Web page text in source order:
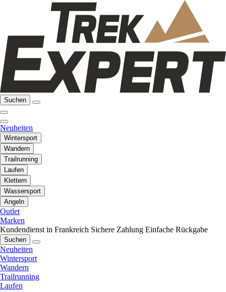
Suchen
Neuheiten
Wintersport
Wandern
Trailrunning
Laufen
Klettern
Wassersport
Angeln
Outlet
Marken
Kundendienst in Frankreich Sichere Zahlung Einfache Rückgabe
Suchen
Neuheiten
Wintersport
Wandern
Trailrunning
Laufen